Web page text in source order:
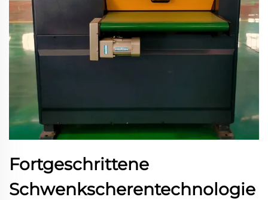
Fortgeschrittene
Schwenkscherentechnologie